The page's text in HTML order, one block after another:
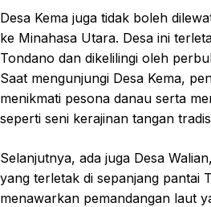
Desa Kema juga tidak boleh
ke Minahasa Utara. Desa ini
Tondano dan dikelilingi oleh
Saat mengunjungi Desa Kema,
menikmati pesona danau serta
seperti seni kerajinan tangan
Selanjutnya, ada juga Desa
yang terletak di sepanjang pantai
menawarkan pemandangan laut